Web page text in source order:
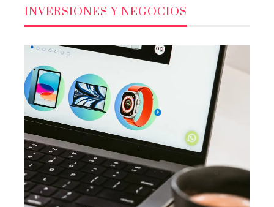
INVERSIONES Y NEGOCIOS